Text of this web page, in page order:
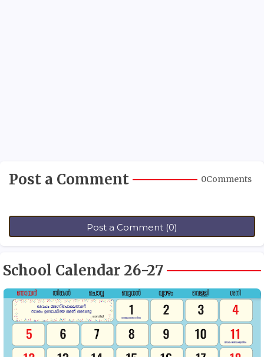
Post a Comment 0Comments
Post a Comment (0)
School Calendar 26-27